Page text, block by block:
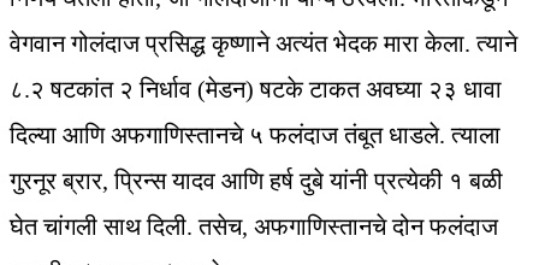
वेगवान गोलंदाज प्रसिद्ध कृष्णाने अत्यंत भेदक मारा केला. त्याने
८.२ षटकांत २ निर्धाव (मेडन) षटके टाकत अवघ्या २३ धावा
दिल्या आणि अफगाणिस्तानचे ५ फलंदाज तंबूत धाडले. त्याला
गुरनूर ब्रार, प्रिन्स यादव आणि हर्ष दुबे यांनी प्रत्येकी १ बळी
घेत चांगली साथ दिली. तसेच, अफगाणिस्तानचे दोन फलंदाज